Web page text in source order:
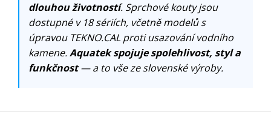
dlouhou životností. Sprchové kouty jsou
dostupné v 18 sériích, včetně modelů s
úpravou TEKNO.CAL proti usazování vodního
kamene.Aquatek spojuje spolehlivost, styl a
funkčnost— a to vše ze slovenské výroby.
Z